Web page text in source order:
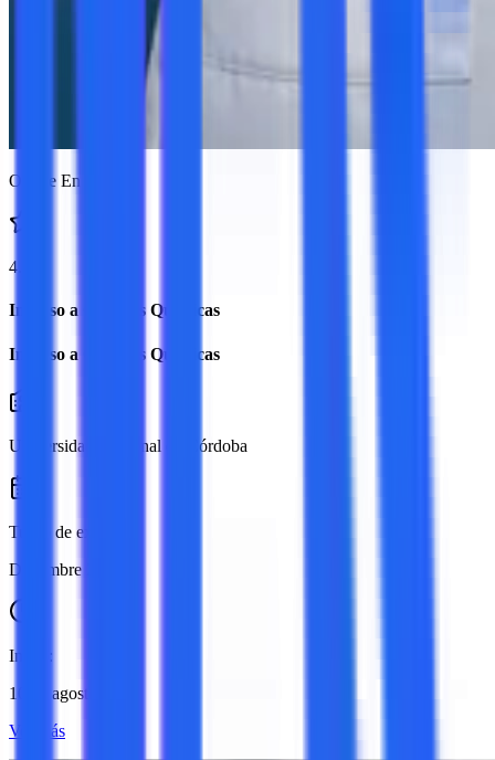
Online En Vivo
4.9
Ingreso a Ciencias Químicas
Ingreso a Ciencias Químicas
Universidad Nacional de Córdoba
Turno de examen:
Diciembre 2026
Inicio:
10 de agosto
Ver más